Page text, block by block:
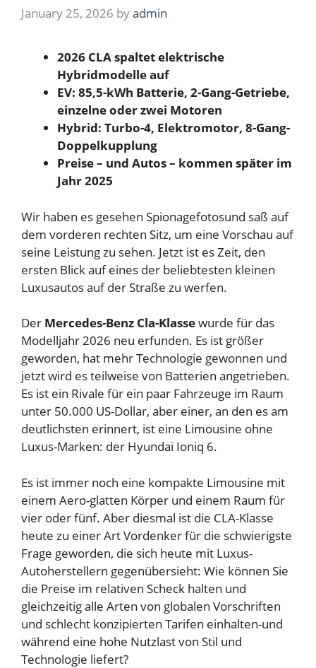
January 25, 2026 byadmin
2026 CLA spaltet elektrische
Hybridmodelle auf
EV: 85,5-kWh Batterie, 2-Gang-Getriebe,
einzelne oder zwei Motoren
Hybrid: Turbo-4, Elektromotor, 8-Gang-
Doppelkupplung
Preise – und Autos – kommen später im
Jahr 2025
Wir haben es gesehen Spionagefotosund saß auf
dem vorderen rechten Sitz, um eine Vorschau auf
seine Leistung zu sehen. Jetzt ist es Zeit, den
ersten Blick auf eines der beliebtesten kleinen
Luxusautos auf der Straße zu werfen.
Der Mercedes-Benz Cla-Klassewurde für das
Modelljahr 2026 neu erfunden. Es ist größer
geworden, hat mehr Technologie gewonnen und
jetzt wird es teilweise von Batterien angetrieben.
Es ist ein Rivale für ein paar Fahrzeuge im Raum
unter 50.000 US-Dollar, aber einer, an den es am
deutlichsten erinnert, ist eine Limousine ohne
Luxus-Marken: der Hyundai Ioniq 6.
Es ist immer noch eine kompakte Limousine mit
einem Aero-glatten Körper und einem Raum für
vier oder fünf. Aber diesmal ist die CLA-Klasse
heute zu einer Art Vordenker für die schwierigste
Frage geworden, die sich heute mit Luxus-
Autoherstellern gegenübersieht: Wie können Sie
die Preise im relativen Scheck halten und
gleichzeitig alle Arten von globalen Vorschriften
und schlecht konzipierten Tarifen einhalten-und
während eine hohe Nutzlast von Stil und
Technologie liefert?